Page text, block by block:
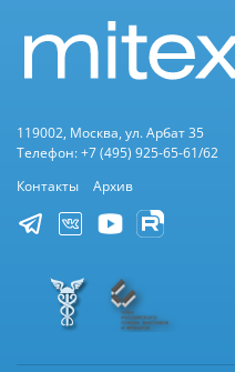
119002, Москва, ул. Арбат 35
Телефон: +7 (495) 925-65-61/62
Контакты
Архив